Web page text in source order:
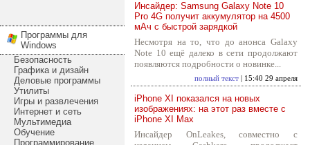
Программы для
Windows
Безопасность
Графика и дизайн
Деловые программы
Утилиты
Игры и развлечения
Интернет и сеть
Мультимедиа
Обучение
Программирование
Инсайдер: Samsung Galaxy Note 10
Pro 4G получит аккумулятор на 4500
мАч с быстрой зарядкой
Несмотря на то, что до анонса Galaxy
Note 10 ещё далеко в сети продолжают
появляются подробности о новинке...
полный текст | 15:40 29 апреля
iPhone XI показался на новых
изображениях: на этот раз вместе с
iPhone XI Max
Инсайдер OnLeakes, совместно с